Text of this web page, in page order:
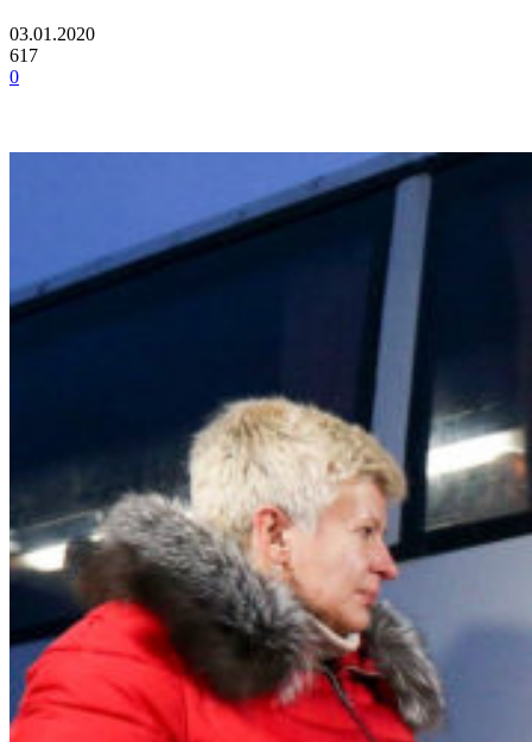
03.01.2020
617
0